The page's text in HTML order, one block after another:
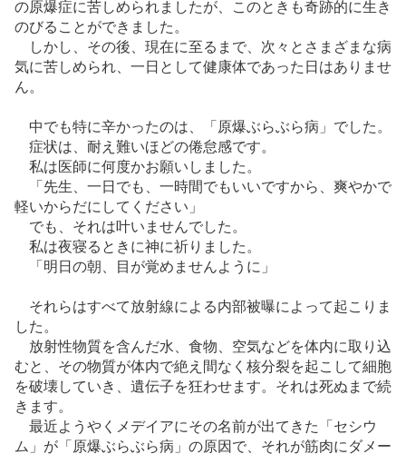
の原爆症に苦しめられましたが、このときも奇跡的に生き
のびることができました。
しかし、その後、現在に至るまで、次々とさまざまな病
気に苦しめられ、一日として健康体であった日はありませ
ん。
中でも特に辛かったのは、「原爆ぶらぶら病」でした。
症状は、耐え難いほどの倦怠感です。
私は医師に何度かお願いしました。
「先生、一日でも、一時間でもいいですから、爽やかで
軽いからだにしてください」
でも、それは叶いませんでした。
私は夜寝るときに神に祈りました。
「明日の朝、目が覚めませんように」
それらはすべて放射線による内部被曝によって起こりま
した。
放射性物質を含んだ水、食物、空気などを体内に取り込
むと、その物質が体内で絶え間なく核分裂を起こして細胞
を破壊していき、遺伝子を狂わせます。それは死ぬまで続
きます。
最近ようやくメデイアにその名前が出てきた「セシウ
ム」が「原爆ぶらぶら病」の原因で、それが筋肉にダメー